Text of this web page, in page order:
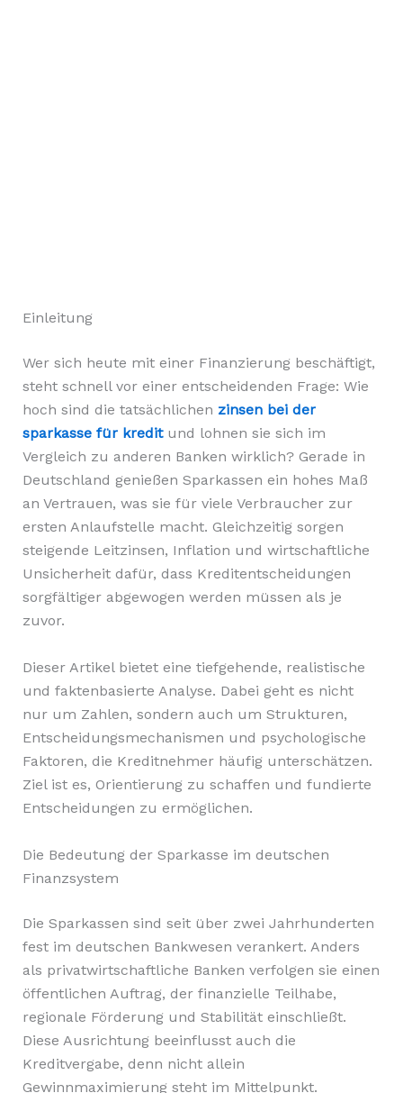
Einleitung
Wer sich heute mit einer Finanzierung beschäftigt,
steht schnell vor einer entscheidenden Frage: Wie
hoch sind die tatsächlichen zinsen bei der
sparkasse für kreditund lohnen sie sich im
Vergleich zu anderen Banken wirklich? Gerade in
Deutschland genießen Sparkassen ein hohes Maß
an Vertrauen, was sie für viele Verbraucher zur
ersten Anlaufstelle macht. Gleichzeitig sorgen
steigende Leitzinsen, Inflation und wirtschaftliche
Unsicherheit dafür, dass Kreditentscheidungen
sorgfältiger abgewogen werden müssen als je
zuvor.
Dieser Artikel bietet eine tiefgehende, realistische
und faktenbasierte Analyse. Dabei geht es nicht
nur um Zahlen, sondern auch um Strukturen,
Entscheidungsmechanismen und psychologische
Faktoren, die Kreditnehmer häufig unterschätzen.
Ziel ist es, Orientierung zu schaffen und fundierte
Entscheidungen zu ermöglichen.
Die Bedeutung der Sparkasse im deutschen
Finanzsystem
Die Sparkassen sind seit über zwei Jahrhunderten
fest im deutschen Bankwesen verankert. Anders
als privatwirtschaftliche Banken verfolgen sie einen
öffentlichen Auftrag, der finanzielle Teilhabe,
regionale Förderung und Stabilität einschließt.
Diese Ausrichtung beeinflusst auch die
Kreditvergabe, denn nicht allein
Gewinnmaximierung steht im Mittelpunkt.